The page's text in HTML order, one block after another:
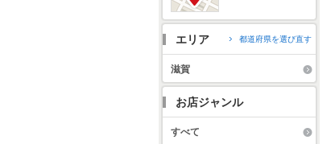
エリア 都道府県を選び直す
滋賀
お店ジャンル
すべて